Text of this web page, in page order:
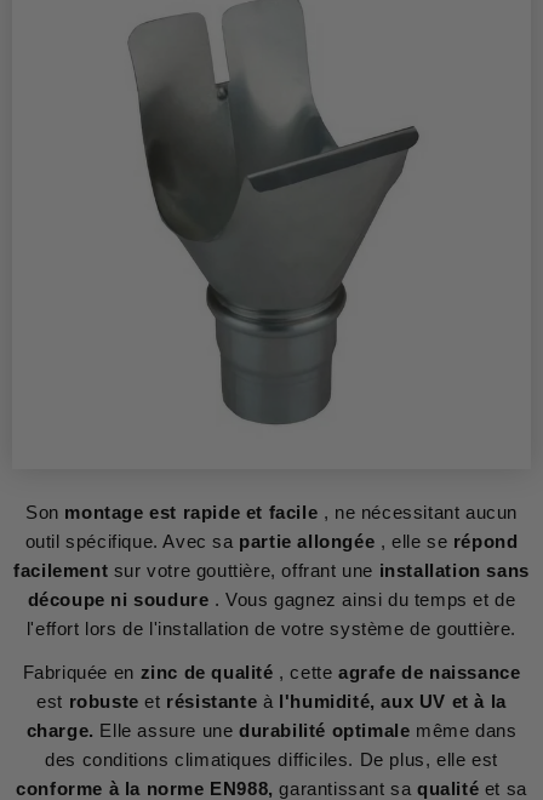
Son montage est rapide et facile , ne nécessitant aucun
outil spécifique. Avec sa partie allongée , elle se répond
facilement sur votre gouttière, offrant une installation sans
découpe ni soudure . Vous gagnez ainsi du temps et de
l'effort lors de l'installation de votre système de gouttière.
Fabriquée en zinc de qualité , cette agrafe de naissance
est robuste et résistante à l'humidité, aux UV et à la
charge. Elle assure une durabilité optimale même dans
des conditions climatiques difficiles. De plus, elle est
conforme à la norme EN988, garantissant sa qualité et sa